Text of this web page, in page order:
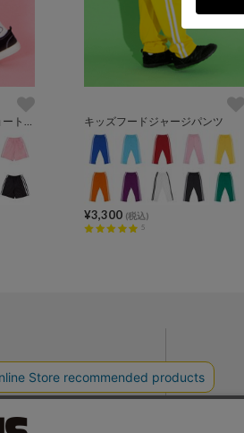
キッズフードジャージショートパンツ キッズフードジャージパンツ
¥3,300 (税込)
5